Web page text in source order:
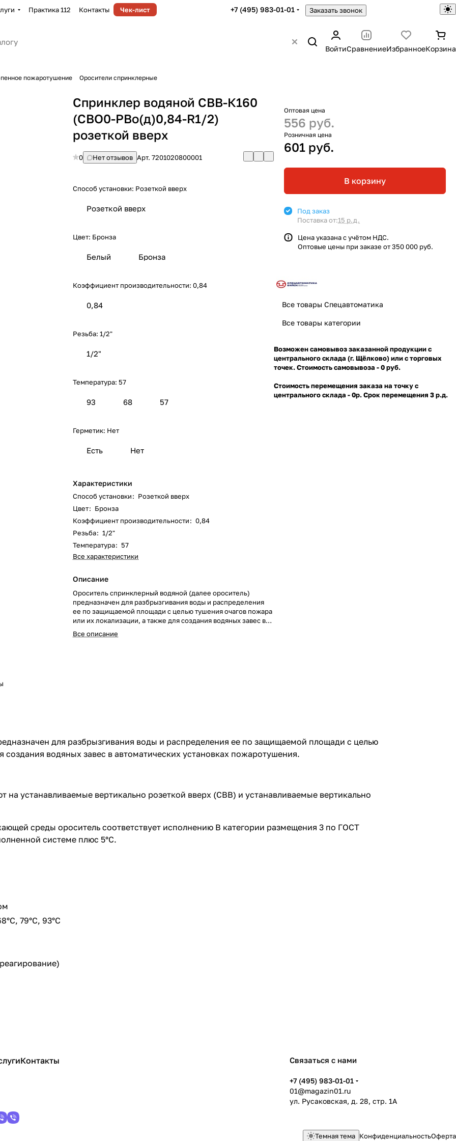
Практика 112 Контакты Чек-лист +7 (495) 983-01-01 Заказать звонок
ВойтиСравнениеИзбранноеКорзина
пожаротушение Оросители спринклерные
Спринклер водяной СВВ-К160
(CBO0-PBо(д)0,84-R1/2)
розеткой вверх
0 Нет отзывов Арт.7201020800001
Способ установки: Розеткой вверх
Розеткой вверх
Цвет: Бронза
Белый Бронза
Коэффициент производительности:0,84
0,84
Резьба:1/2"
1/2"
Температура: 57
93 68 57
Герметик: Нет
Есть Нет
Характеристики
Способ установки: Розеткой вверх
Цвет: Бронза
Коэффициент производительности: 0,84
Резьба: 1/2"
Температура: 57
Все характеристики
Описание
Ороситель спринклерный водяной (далее ороситель)
предназначен для разбрызгивания воды и распределения
ее по защищаемой площади с целью тушения очагов пожара
или их локализации, а также для создания водяных завес в
автоматических установках пожаротушения.
Все описание
Оптовая цена
556 руб.
Розничная цена
601 руб.
В корзину
Под заказ
Поставка от:15 р.д.
Цена указана с учётом НДС.
Оптовые цены при заказе от 350 000 руб.
Все товары Спецавтоматика
Все товары категории
Возможен самовывоз заказанной продукции с
центрального склада (г. Щёлково) или с торговых
точек. Стоимость самовывоза - 0 руб.
Стоимость перемещения заказа на точку с
центрального склада - 0р. Срок перемещения 3 р.д.
для разбрызгивания воды и распределения ее по защищаемой площади с целью
водяных завес в автоматических установках пожаротушения.
устанавливаемые вертикально розеткой вверх (СВВ) и устанавливаемые вертикально
среды ороситель соответствует исполнению В категории размещения 3 по ГОСТ
системе плюс 5°С.
79°С, 93°С
Контакты Связаться с нами
+7 (495) 983-01-01
01@magazin01.ru
ул. Русаковская, д. 28, стр. 1А
Темная тема КонфиденциальностьОферта